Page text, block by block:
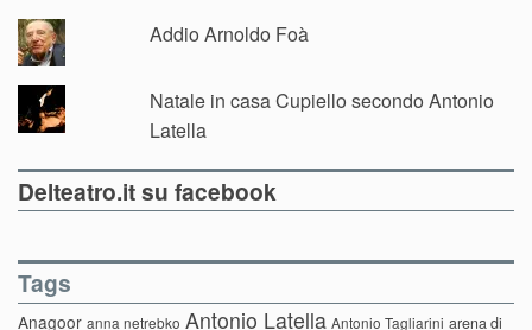
Addio Arnoldo Foà
Natale in casa Cupiello secondo Antonio
Latella
Delteatro.it su facebook
Tags
Anagoor anna netrebko Antonio Latella Antonio Tagliarini arena di